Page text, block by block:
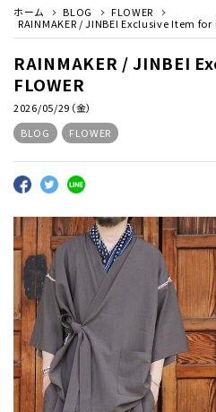
ホーム BLOG
FLOWER
RAINMAKER / JINBEI Exclusive Item for
RAINMAKER / JINBEI
FLOWER
2026/05/29（金）
BLOG
FLOWER